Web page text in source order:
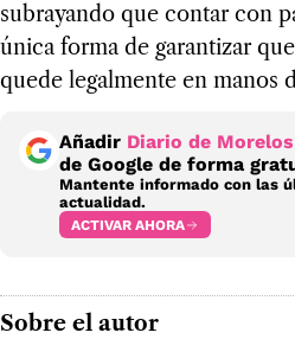
subrayando que contar con
única forma de garantizar
quede legalmente en manos
Añadir Diario de Morelos
de Google de forma
Mantente informado con las
actualidad.
ACTIVAR AHORA
Sobre el autor